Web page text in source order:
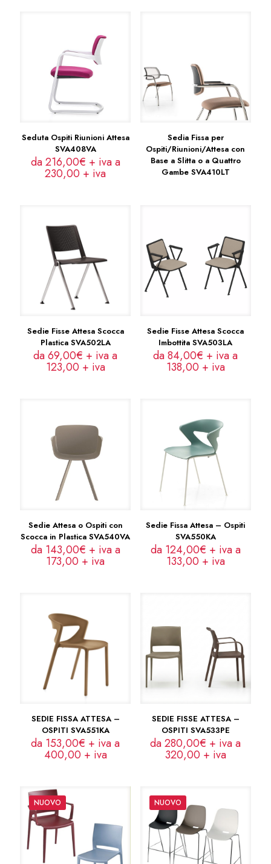
Seduta Ospiti Riunioni Attesa
SVA408VA
da 216,00€ + iva a
230,00 + iva
Sedia Fissa per
Ospiti/Riunioni/Attesa con
Base a Slitta o a Quattro
Gambe SVA410LT
Sedie Fisse Attesa Scocca
Plastica SVA502LA
da 69,00€ + iva a
123,00 + iva
Sedie Fisse Attesa Scocca
Imbottita SVA503LA
da 84,00€ + iva a
138,00 + iva
Sedie Attesa o Ospiti con
Scocca in Plastica SVA540VA
da 143,00€ + iva a
173,00 + iva
Sedie Fissa Attesa – Ospiti
SVA550KA
da 124,00€ + iva a
133,00 + iva
SEDIE FISSA ATTESA –
OSPITI SVA551KA
da 153,00€ + iva a
400,00 + iva
SEDIE FISSE ATTESA –
OSPITI SVA533PE
da 280,00€ + iva a
320,00 + iva
NUOVO NUOVO